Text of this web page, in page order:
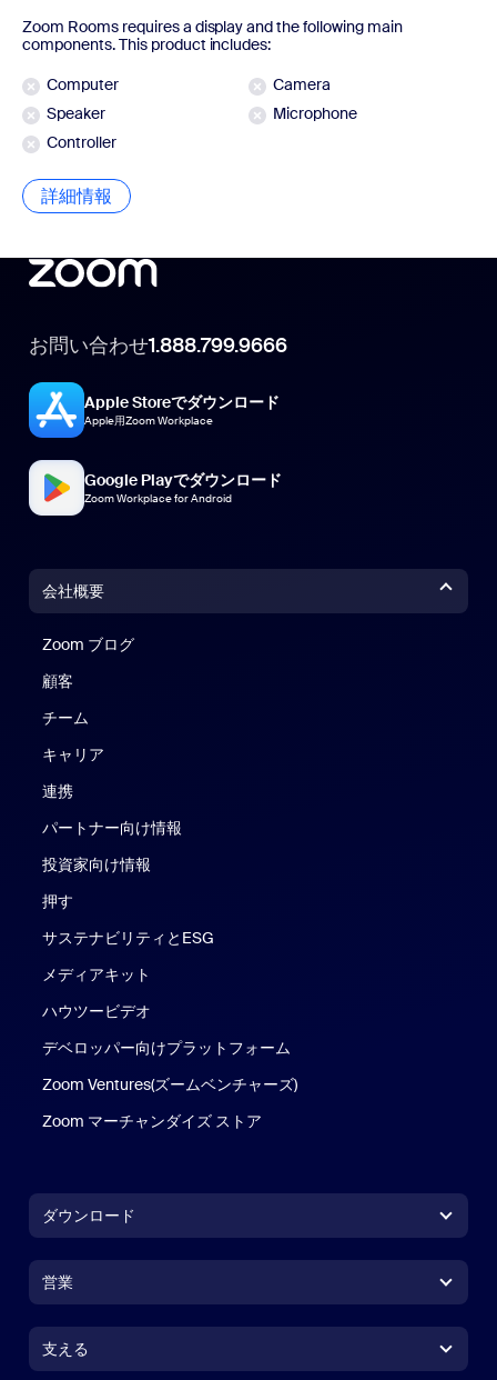
Zoom Rooms requires a display and the following main
components. This product includes:
Computer
Camera
Speaker
Microphone
Controller
詳細情報 詳細情報
お問い合わせ1.888.799.9666
Apple Storeでダウンロード
Apple用Zoom Workplace
Google Playでダウンロード
Zoom Workplace for Android
会社概要
Zoom ブログ
顧客
チーム
キャリア
連携
パートナー向け情報
投資家向け情報
押す
サステナビリティとESG
メディアキット
ハウツービデオ
デベロッパー向けプラットフォーム
Zoom Ventures(ズームベンチャーズ)
Zoom マーチャンダイズ ストア
ダウンロード
Zoom Rooms アプリZoom Rooms アプリ
Zoom Rooms コントローラ
営業
営業担当にお問い合わせ
支える
支える